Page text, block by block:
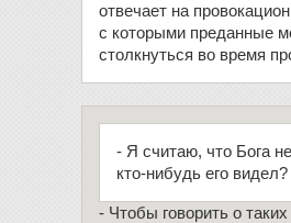
отвечает на
с которыми преданные
столкнуться во время
- Я считаю, что Бога
кто-нибудь его видел?
- Чтобы говорить о таких